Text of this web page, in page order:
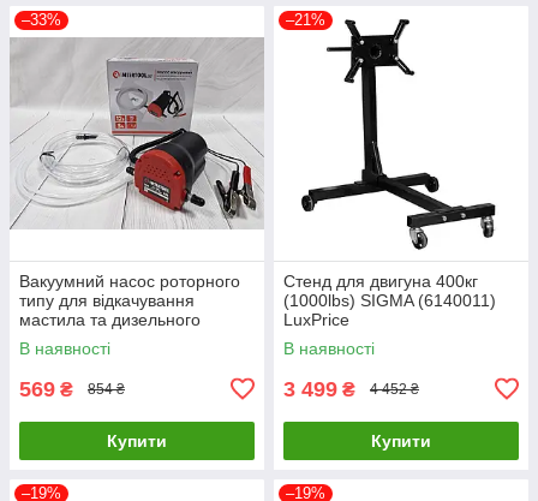
–33%
Вакуумний насос роторного
типу для відкачування
мастила та дизельного
палива 12В INTERTOOL AC-
0006 12V LuxPrice
В наявності
569 ₴ 854 ₴
Купити
–21%
Стенд для двигуна 400кг
(1000lbs) SIGMA (6140011)
LuxPrice
В наявності
3 499 ₴ 4 452 ₴
Купити
–19% –19%